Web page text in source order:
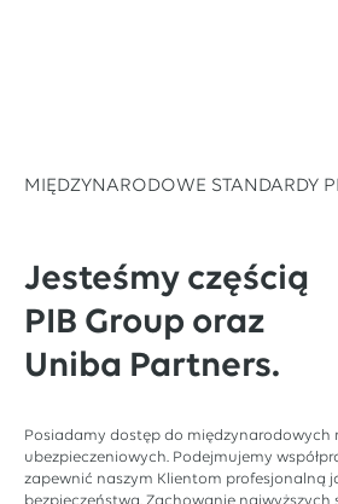
MIĘDZYNARODOWE STANDARDY
Jesteśmy częścią
PIB Group oraz
Uniba Partners.
Posiadamy dostęp do międzynarodowych
ubezpieczeniowych. Podejmujemy
zapewnić naszym Klientom profesjonalną
bezpieczeństwa. Zachowanie